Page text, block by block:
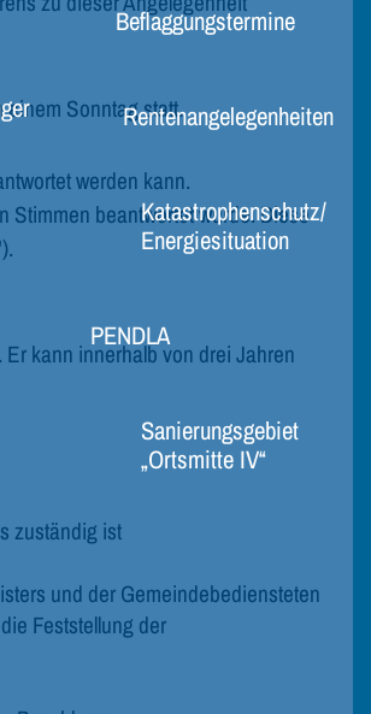
Beflaggungstermine
Rentenangelegenheiten
Katastrophenschutz/
Energiesituation
PENDLA
Sanierungsgebiet
„Ortsmitte IV“
Sonntag statt.
werden kann.
Stimmen beantwortet wurde. Diese
kann innerhalb von drei Jahren
zuständig ist
und der Gemeindebediensteten
Feststellung der